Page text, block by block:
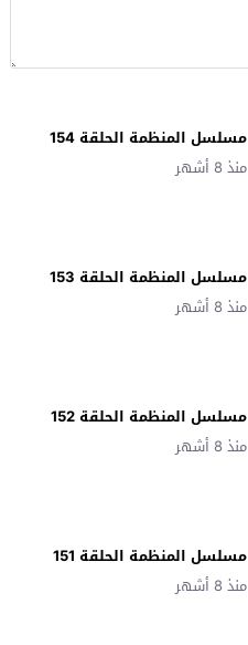
مسلسل المنظمة الحلقة 154
منذ 8 أشهر
مسلسل المنظمة الحلقة 153
منذ 8 أشهر
مسلسل المنظمة الحلقة 152
منذ 8 أشهر
مسلسل المنظمة الحلقة 151
منذ 8 أشهر